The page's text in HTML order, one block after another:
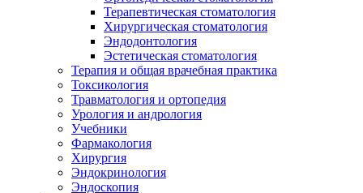
Терапевтическая стоматология
Хирургическая стоматология
Эндодонтология
Эстетическая стоматология
Терапия и общая врачебная практика
Токсикология
Травматология и ортопедия
Урология и андрология
Учебники
Фармакология
Хирургия
Эндокринология
Эндоскопия